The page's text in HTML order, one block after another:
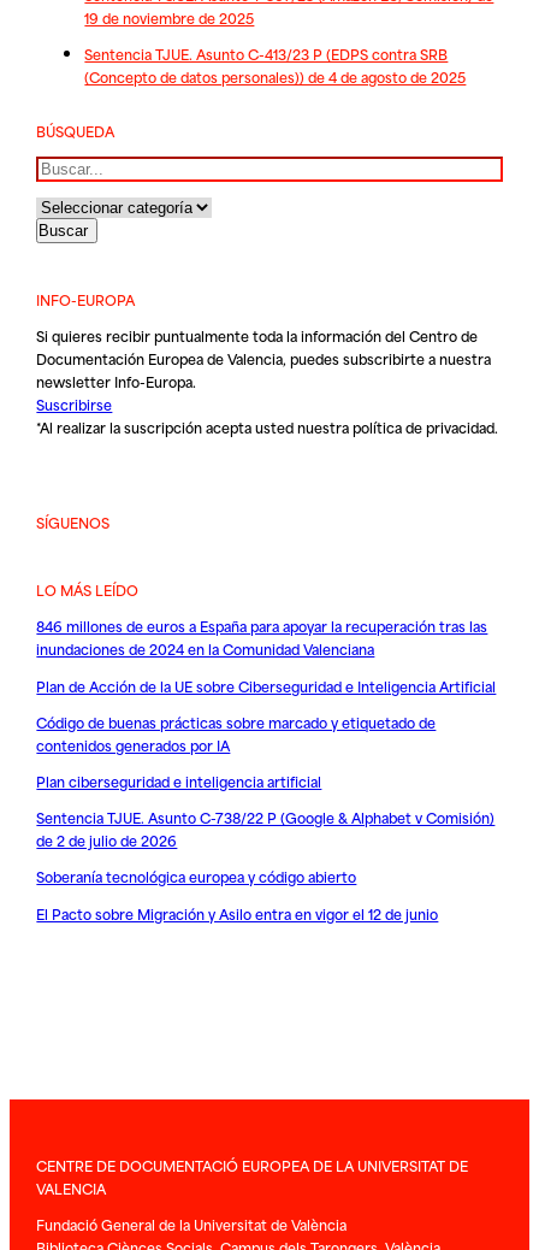
19 de noviembre de 2025
Sentencia TJUE. Asunto C-413/23 P (EDPS contra SRB
(Concepto de datos personales)) de 4 de agosto de 2025
BÚSQUEDA
Buscar
INFO-EUROPA
Si quieres recibir puntualmente toda la información del Centro de
Documentación Europea de Valencia, puedes subscribirte a nuestra
newsletter Info-Europa.
Suscribirse
*Al realizar la suscripción acepta usted nuestrapolítica de privacidad.
SÍGUENOS
LO MÁS LEÍDO
846 millones de euros a España para apoyar la recuperación tras las
inundaciones de 2024 en la Comunidad Valenciana
Plan de Acción de la UE sobre Ciberseguridad e Inteligencia Artificial
Código de buenas prácticas sobre marcado y etiquetado de
contenidos generados por IA
Plan ciberseguridad e inteligencia artificial
Sentencia TJUE. Asunto C-738/22 P (Google & Alphabet v Comisión)
de 2 de julio de 2026
Soberanía tecnológica europea y código abierto
El Pacto sobre Migración y Asilo entra en vigor el 12 de junio
CENTRE DE DOCUMENTACIÓ EUROPEA DE LA UNIVERSITAT DE
VALENCIA
Fundació General de la Universitat de València